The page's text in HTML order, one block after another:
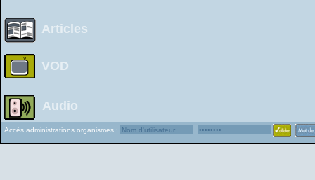
Articles
VOD
Audio
Accès administrations organismes :